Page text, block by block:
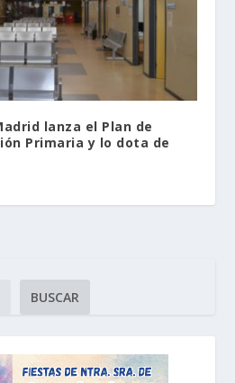
lanza el Plan de
Primaria y lo dota de
BUSCAR